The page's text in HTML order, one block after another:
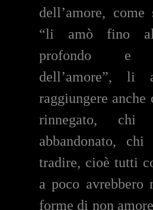
dell’amore, come
“li amò fino
profondo e
dell’amore”,
raggiungere anche
rinnegato, chi
abbandonato,
tradire, cioè tutti
a poco avrebbero
forme di non